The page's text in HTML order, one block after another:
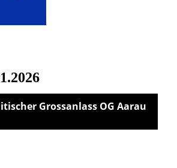
Grossanlass OG Aarau